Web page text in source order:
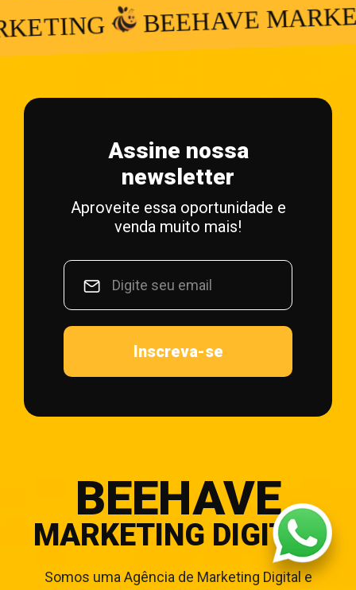
BEEHAVE MARKETING
Assine nossa
newsletter
Aproveite essa oportunidade e
venda muito mais!
Inscreva-se
BEEHAVE
MARKETING DIGITAL
Somos uma Agência de Marketing Digital e